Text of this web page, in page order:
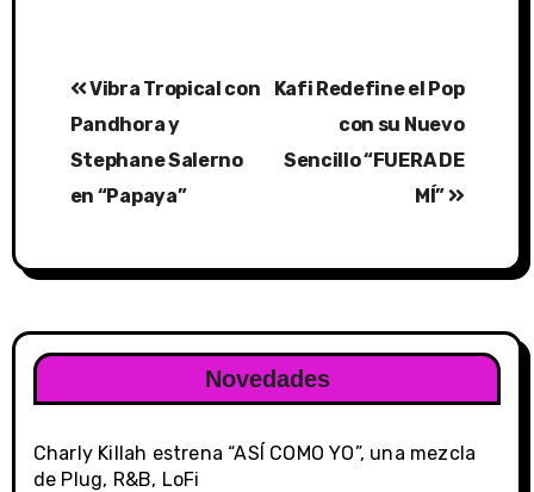
navigation
Vibra Tropical con
Pandhora y
Stephane Salerno
en “Papaya”
Kafi Redefine el Pop
con su Nuevo
Sencillo “FUERA DE
MÍ”
Novedades
Charly Killah estrena “ASÍ COMO YO”, una mezcla
de Plug, R&B, LoFi